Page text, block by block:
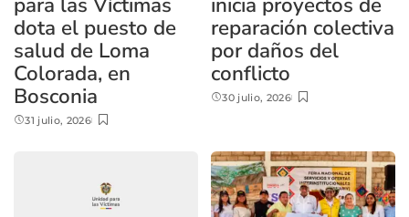
dota el puesto de
salud de Loma
Colorada, en
Bosconia
31 julio, 2026
reparación colectiva
por daños del
conflicto
30 julio, 2026